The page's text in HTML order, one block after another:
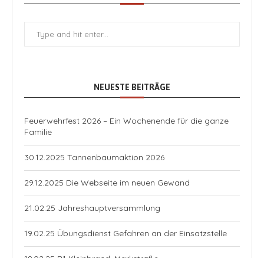
NEUESTE BEITRÄGE
Feuerwehrfest 2026 – Ein Wochenende für die ganze
Familie
30.12.2025 Tannenbaumaktion 2026
29.12.2025 Die Webseite im neuen Gewand
21.02.25 Jahreshauptversammlung
19.02.25 Übungsdienst Gefahren an der Einsatzstelle